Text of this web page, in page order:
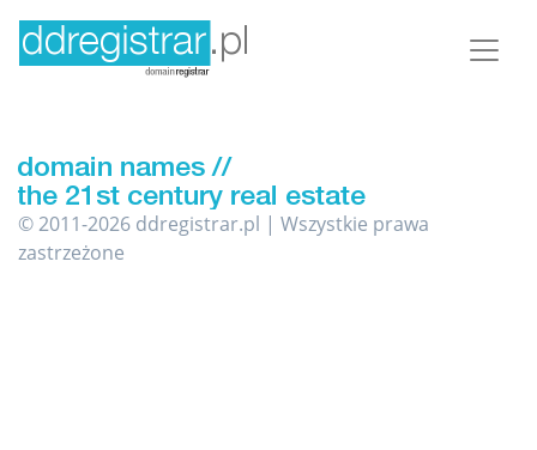
© 2011-2026 ddregistrar.pl | Wszystkie prawa
zastrzeżone